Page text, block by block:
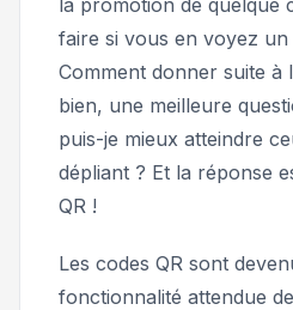
faire si vous en voyez
Comment donner suite à
bien, une meilleure
puis-je mieux atteindre
dépliant ? Et la réponse
QR !
Les codes QR sont
fonctionnalité attendue